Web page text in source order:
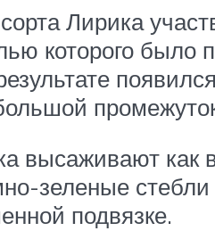
Лирика
которого было
высаживают как
зеленые стебли
подвязке.